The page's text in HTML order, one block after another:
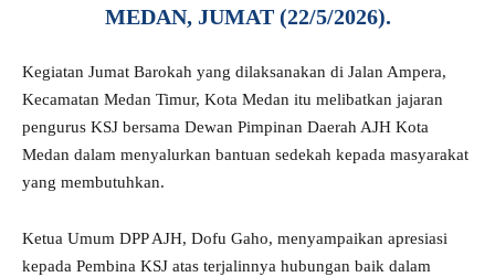
MEDAN, JUMAT (22/5/2026).
Kegiatan Jumat Barokah yang dilaksanakan di Jalan Ampera,
Kecamatan Medan Timur, Kota Medan itu melibatkan jajaran
pengurus KSJ bersama Dewan Pimpinan Daerah AJH Kota
Medan dalam menyalurkan bantuan sedekah kepada masyarakat
yang membutuhkan.
Ketua Umum DPP AJH, Dofu Gaho, menyampaikan apresiasi
kepada Pembina KSJ atas terjalinnya hubungan baik dalam